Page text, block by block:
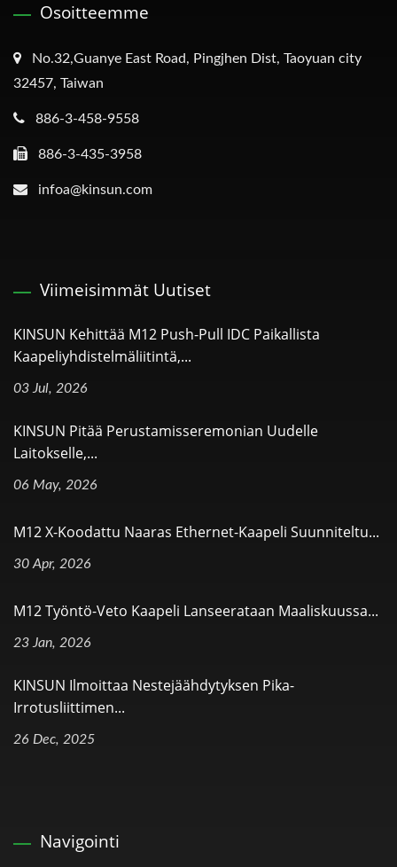
Osoitteemme
No.32,Guanye East Road, Pingjhen Dist, Taoyuan city
32457, Taiwan
886-3-458-9558
886-3-435-3958
infoa@kinsun.com
Viimeisimmät Uutiset
KINSUN Kehittää M12 Push-Pull IDC Paikallista
Kaapeliyhdistelmäliitintä,...
03 Jul, 2026
KINSUN Pitää Perustamisseremonian Uudelle
Laitokselle,...
06 May, 2026
M12 X-Koodattu Naaras Ethernet-Kaapeli Suunniteltu...
30 Apr, 2026
M12 Työntö-Veto Kaapeli Lanseerataan Maaliskuussa...
23 Jan, 2026
KINSUN Ilmoittaa Nestejäähdytyksen Pika-
Irrotusliittimen...
26 Dec, 2025
Navigointi